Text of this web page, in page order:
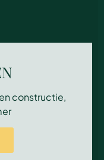
constructie,